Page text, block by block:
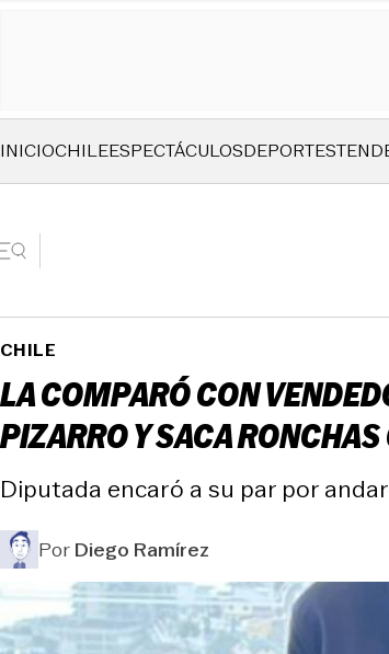
INICIOCHILEESPECTÁCULOSDEPORTES
CHILE
LA COMPARÓ CON
PIZARRO Y SACA
Diputada encaró a su par por
PorDiego Ramírez